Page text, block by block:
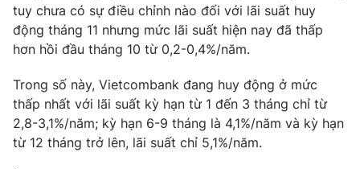
Phó Tổng Biên tập:Nguyễn Thị Mỹ Hạnh, Phạm Quốc Thắng,
Nguyễn Trọng Ninh
Tổng đài VTV:024.38 355 931 - 024.38 355 932
Email:toasoan@vtv.vn
Liên hệ quảng cáo: 024-7300.7108
tuy chưa có sự điều chỉnh nào đối với lãi suất huy
động tháng 11 nhưng mức lãi suất hiện nay đã thấp
hơn hồi đầu tháng 10 từ 0,2-0,4%/năm.
Trong số này, Vietcombank đang huy động ở mức
thấp nhất với lãi suất kỳ hạn từ 1 đến 3 tháng chỉ từ
2,8-3,1%/năm; kỳ hạn 6-9 tháng là 4,1%/năm và kỳ hạn
từ 12 tháng trở lên, lãi suất chỉ 5,1%/năm.